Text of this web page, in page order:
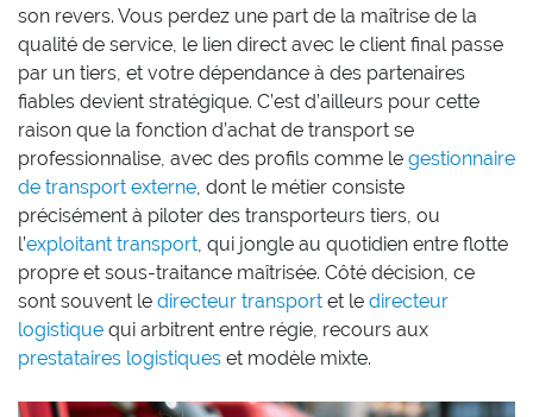
son revers. Vous perdez une part de la maîtrise de la
qualité de service, le lien direct avec le client final passe
par un tiers, et votre dépendance à des partenaires
fiables devient stratégique. C’est d’ailleurs pour cette
raison que la fonction d’achat de transport se
professionnalise, avec des profils comme le gestionnaire
de transport externe, dont le métier consiste
précisément à piloter des transporteurs tiers, ou
l’exploitant transport, qui jongle au quotidien entre flotte
propre et sous-traitance maîtrisée. Côté décision, ce
sont souvent le directeur transport et le directeur
logistique qui arbitrent entre régie, recours aux
prestataires logistiques et modèle mixte.